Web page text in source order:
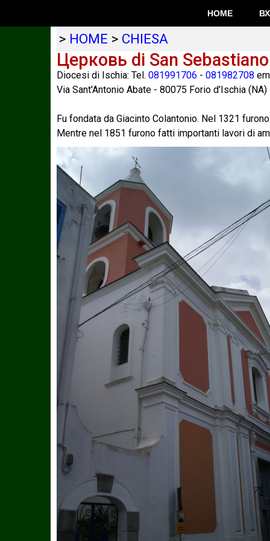
HOME
> HOME > CHIESA
Церковь di San Sebastiano
Diocesi di Ischia: Tel. 081991706 - 081982708
Via Sant'Antonio Abate - 80075 Forio d'Ischia (NA)
Fu fondata da Giacinto Colantonio. Nel 1321
Mentre nel 1851 furono fatti importanti lavori di